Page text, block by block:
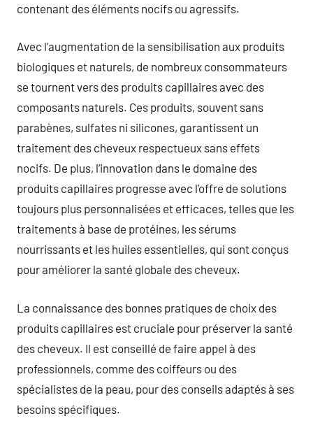
contenant des éléments nocifs ou agressifs.
Avec l’augmentation de la sensibilisation aux produits
biologiques et naturels, de nombreux consommateurs
se tournent vers des produits capillaires avec des
composants naturels. Ces produits, souvent sans
parabènes, sulfates ni silicones, garantissent un
traitement des cheveux respectueux sans effets
nocifs. De plus, l’innovation dans le domaine des
produits capillaires progresse avec l’offre de solutions
toujours plus personnalisées et efficaces, telles que les
traitements à base de protéines, les sérums
nourrissants et les huiles essentielles, qui sont conçus
pour améliorer la santé globale des cheveux.
La connaissance des bonnes pratiques de choix des
produits capillaires est cruciale pour préserver la santé
des cheveux. Il est conseillé de faire appel à des
professionnels, comme des coiffeurs ou des
spécialistes de la peau, pour des conseils adaptés à ses
besoins spécifiques.